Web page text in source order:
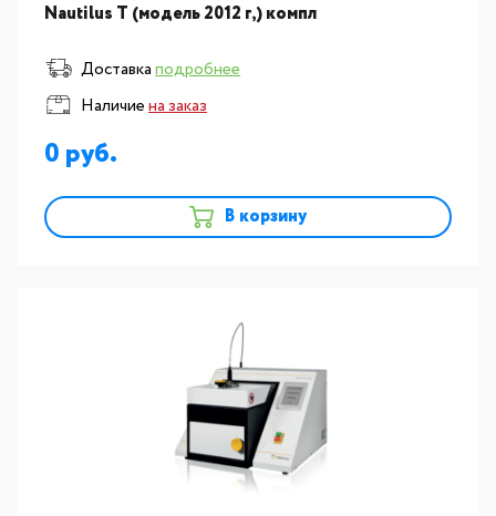
Nautilus T (модель 2012 г,) компл
Доставкаподробнее
Наличиена заказ
0
В корзину